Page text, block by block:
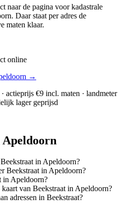
naar de pagina voor kadastrale
Daar staat per adres de
maten klaar.
online
→
actieprijs €9 incl. maten · landmeter
lager geprijsd
in Apeldoorn?
Beekstraat in Apeldoorn?
in Apeldoorn?
van Beekstraat in Apeldoorn?
adressen in Beekstraat?